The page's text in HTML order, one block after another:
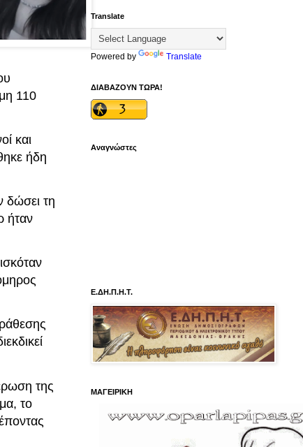
110
και
ήδη
δώσει τη
ήταν
της
το
Translate
Powered by Translate
ΔΙΑΒΑΖΟΥΝ ΤΩΡΑ!
Αναγνώστες
Ε.ΔΗ.Π.Η.Τ.
ΜΑΓΕΙΡΙΚΗ